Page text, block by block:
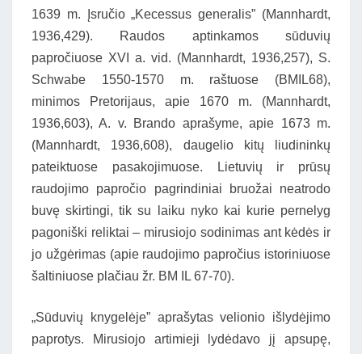
1639 m. Įsručio „Kecessus generalis” (Mannhardt,
1936,429). Raudos aptinkamos sūduvių
papročiuose XVI a. vid. (Mannhardt, 1936,257), S.
Schwabe 1550-1570 m. raštuose (BMIL68),
minimos Pretorijaus, apie 1670 m. (Mannhardt,
1936,603), A. v. Brando aprašyme, apie 1673 m.
(Mannhardt, 1936,608), daugelio kitų liudininkų
pateiktuose pasakojimuose. Lietuvių ir prūsų
raudojimo papročio pagrindiniai bruožai neatrodo
buvę skirtingi, tik su laiku nyko kai kurie pernelyg
pagoniški reliktai – mirusiojo sodinimas ant kėdės ir
jo užgėrimas (apie raudojimo papročius istoriniuose
šaltiniuose plačiau žr. BM IL 67-70).
„Sūduvių knygelėje” aprašytas velionio išlydėjimo
paprotys. Mirusiojo artimieji lydėdavo jį apsupę,